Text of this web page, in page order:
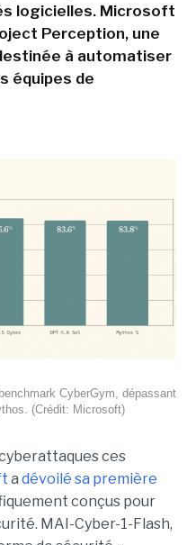
logicielles. Microsoft
Perception, une
à automatiser
équipes de
CyberGym, dépassant
(Crédit: Microsoft)
ces
a dévoilé sa première
conçus pour
MAI-Cyber-1-Flash,